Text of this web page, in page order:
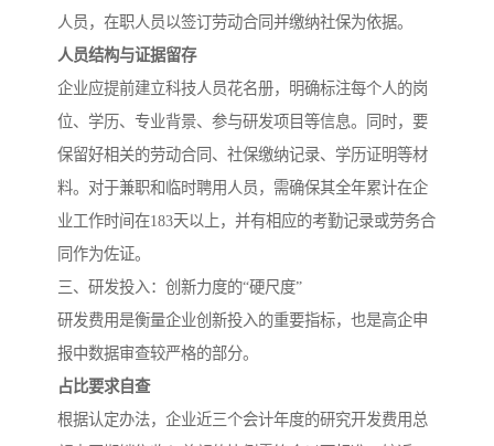
人员，在职人员以签订劳动合同并缴纳社保为依据。
人员结构与证据留存
企业应提前建立科技人员花名册，明确标注每个人的岗
位、学历、专业背景、参与研发项目等信息。同时，要
保留好相关的劳动合同、社保缴纳记录、学历证明等材
料。对于兼职和临时聘用人员，需确保其全年累计在企
业工作时间在183天以上，并有相应的考勤记录或劳务合
同作为佐证。
三、研发投入：创新力度的“硬尺度”
研发费用是衡量企业创新投入的重要指标，也是高企申
报中数据审查较严格的部分。
占比要求自查
根据认定办法，企业近三个会计年度的研究开发费用总